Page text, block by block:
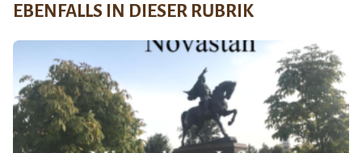
EBENFALLS IN DIESER RUBRIK